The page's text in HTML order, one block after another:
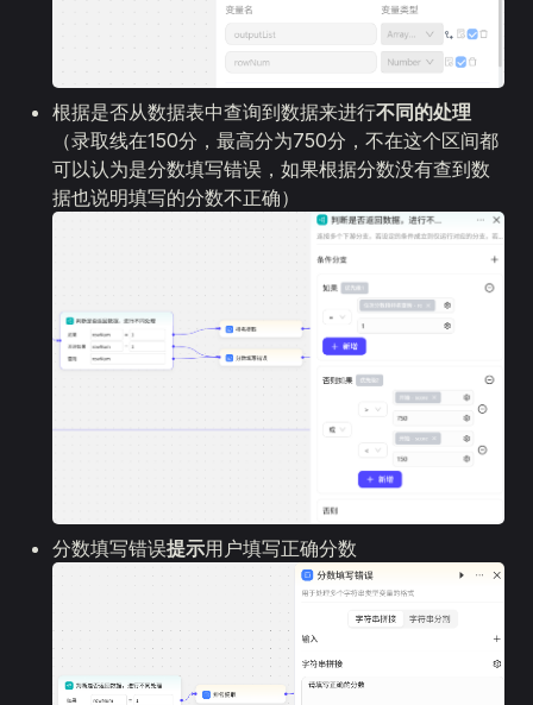
根据是否从数据表中查询到数据来进行不同的处理
（录取线在150分，最高分为750分，不在这个区间都
可以认为是分数填写错误，如果根据分数没有查到数
据也说明填写的分数不正确）
分数填写错误提示用户填写正确分数